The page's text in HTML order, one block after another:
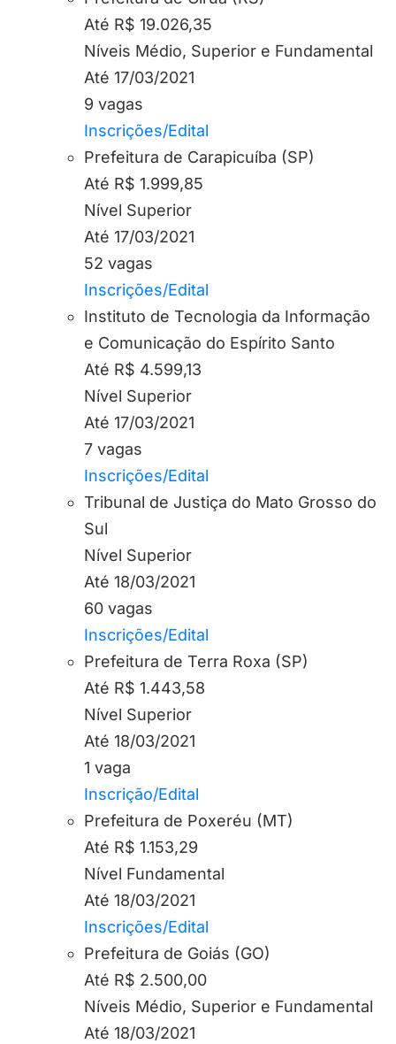
Até R$ 19.026,35
Níveis Médio, Superior e Fundamental
Até 17/03/2021
9 vagas
Inscrições/Edital
Prefeitura de Carapicuíba (SP)
Até R$ 1.999,85
Nível Superior
Até 17/03/2021
52 vagas
Inscrições/Edital
Instituto de Tecnologia da Informação
e Comunicação do Espírito Santo
Até R$ 4.599,13
Nível Superior
Até 17/03/2021
7 vagas
Inscrições/Edital
Tribunal de Justiça do Mato Grosso do
Sul
Nível Superior
Até 18/03/2021
60 vagas
Inscrições/Edital
Prefeitura de Terra Roxa (SP)
Até R$ 1.443,58
Nível Superior
Até 18/03/2021
1 vaga
Inscrição/Edital
Prefeitura de Poxeréu (MT)
Até R$ 1.153,29
Nível Fundamental
Até 18/03/2021
Inscrições/Edital
Prefeitura de Goiás (GO)
Até R$ 2.500,00
Níveis Médio, Superior e Fundamental
Até 18/03/2021